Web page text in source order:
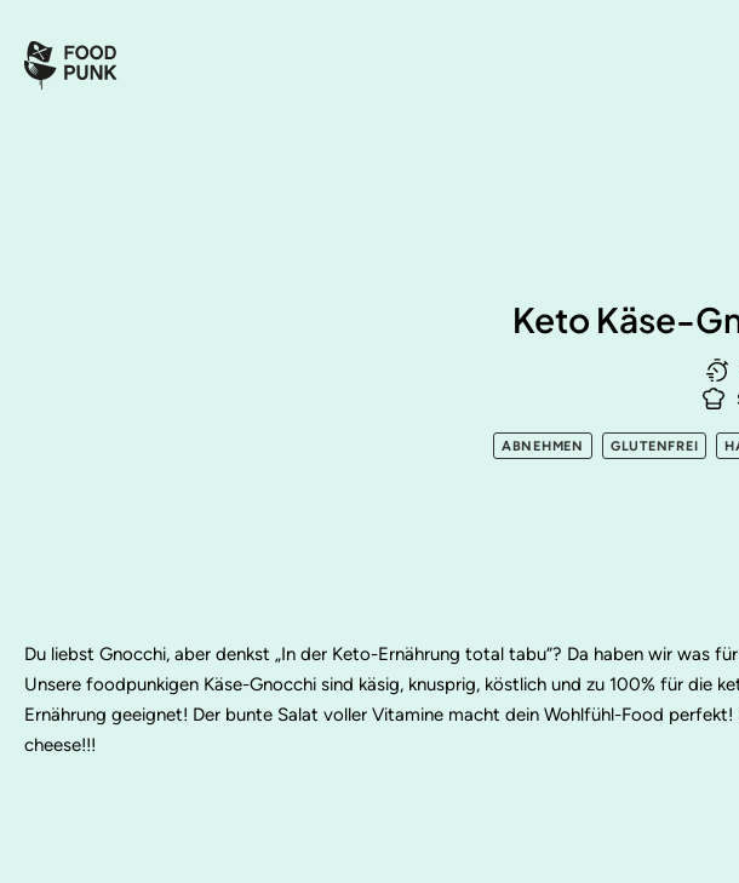
Keto Käse-
ABNEHMEN GLUTENFREI
Du liebst Gnocchi, aber denkst „In der Keto-Ernährung total tabu“? Da haben wir was
Unsere foodpunkigen Käse-Gnocchi sind käsig, knusprig, köstlich und zu 100% für die
Ernährung geeignet! Der bunte Salat voller Vitamine macht dein Wohlfühl-Food perfekt!
cheese!!!